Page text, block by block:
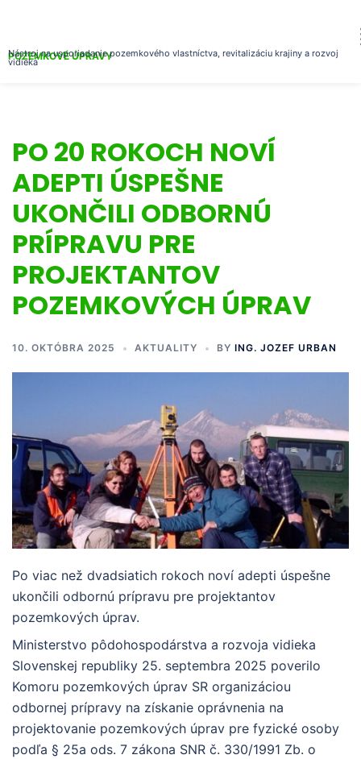
POZEMKOVÉ ÚPRAVY
Nástroj na usporiadanie pozemkového vlastníctva, revitalizáciu krajiny a rozvoj
vidieka
PO 20 ROKOCH NOVÍ
ADEPTI ÚSPEŠNE
UKONČILI ODBORNÚ
PRÍPRAVU PRE
PROJEKTANTOV
POZEMKOVÝCH ÚPRAV
10. OKTÓBRA 2025 AKTUALITY BY ING. JOZEF URBAN
Po viac než dvadsiatich rokoch noví adepti úspešne
ukončili odbornú prípravu pre projektantov
pozemkových úprav.
Ministerstvo pôdohospodárstva a rozvoja vidieka
Slovenskej republiky 25. septembra 2025 poverilo
Komoru pozemkových úprav SR organizáciou
odbornej prípravy na získanie oprávnenia na
projektovanie pozemkových úprav pre fyzické osoby
podľa § 25a ods. 7 zákona SNR č. 330/1991 Zb. o